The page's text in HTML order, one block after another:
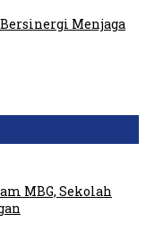
Menjaga
MBG, Sekolah